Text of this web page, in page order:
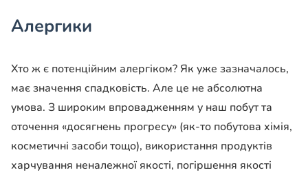
Алергики
Хто ж є потенційним алергіком? Як уже зазначалось,
має значення спадковість. Але це не абсолютна
умова. З широким впровадженням у наш побут та
оточення «досягнень прогресу» (як-то побутова хімія,
косметичні засоби тощо), використання продуктів
харчування неналежної якості, погіршення якості